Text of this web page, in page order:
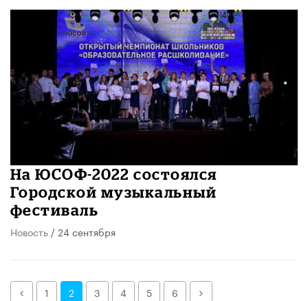
На ЮСОФ-2022 состоялся
Городской музыкальный
фестиваль
Новость / 24 сентября
Назад1 2 3 4 5 6 Далее